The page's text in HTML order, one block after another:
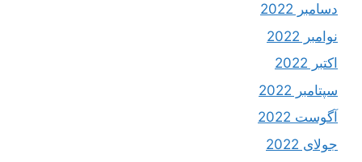
دسامبر 2022
نوامبر 2022
اکتبر 2022
سپتامبر 2022
آگوست 2022
جولای 2022